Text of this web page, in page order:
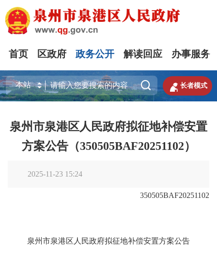
首页 区政府 政务公开 解读回应 办事服务
  长者模式
泉州市泉港区人民政府拟征地补偿安置
方案公告（350505BAF20251102）
2025-11-23 15:24
350505BAF20251102
泉州市泉港区人民政府拟征地补偿安置方案公告